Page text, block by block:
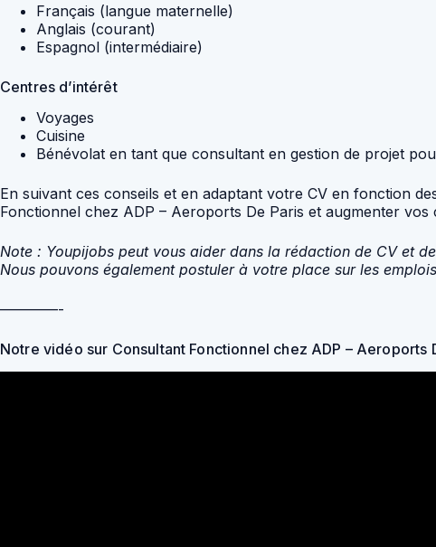
Français (langue maternelle)
Anglais (courant)
Espagnol (intermédiaire)
Centres d’intérêt
Voyages
Cuisine
Bénévolat en tant que consultant en gestion de projet
En suivant ces conseils et en adaptant votre CV en fonction
Fonctionnel chez ADP – Aeroports De Paris et augmenter vos
Note : Youpijobs peut vous aider dans la rédaction de CV et
Nous pouvons également postuler à votre place sur les
————-
Notre vidéo sur Consultant Fonctionnel chez ADP – Aeroports